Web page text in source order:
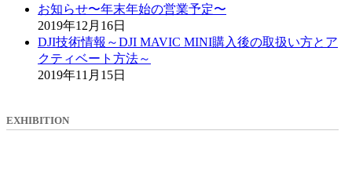
お知らせ〜年末年始の営業予定〜
2019年12月16日
DJI技術情報～DJI MAVIC MINI購入後の取扱い方とア
クティベート方法～
2019年11月15日
EXHIBITION